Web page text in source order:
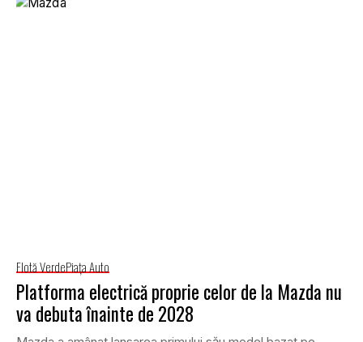
Flotă VerdePiaţa Auto
Platforma electrică proprie celor de la Mazda nu
va debuta înainte de 2028